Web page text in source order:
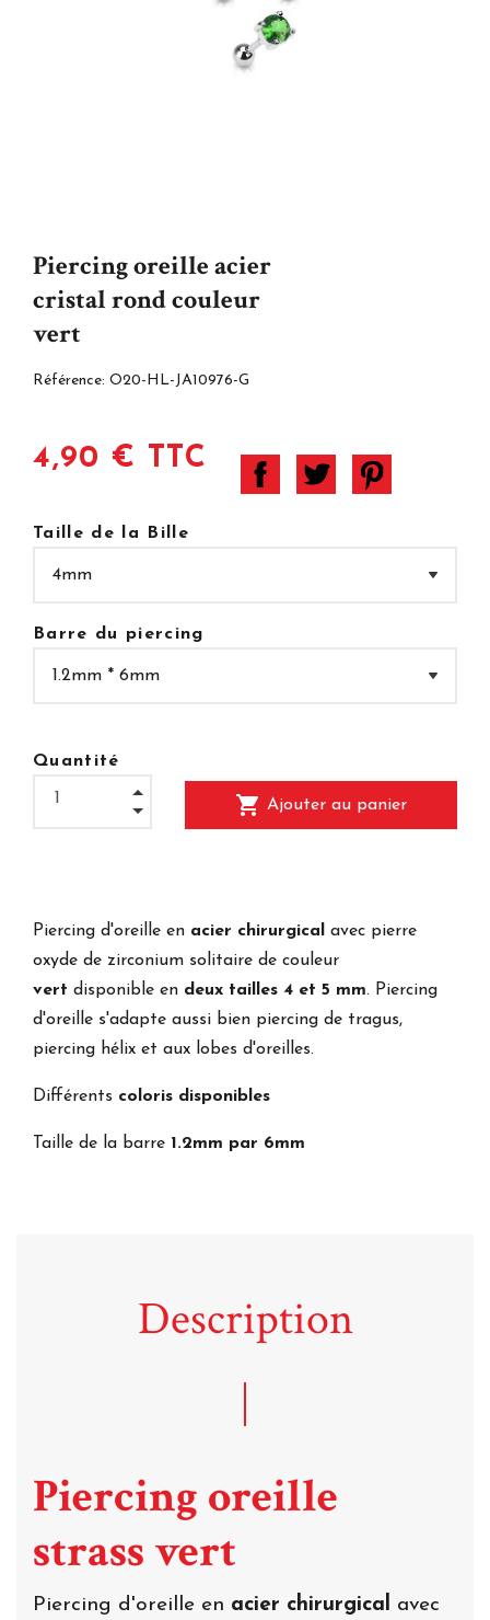
Piercing oreille acier
cristal rond couleur
vert
Référence: O20-HL-JA10976-G
4,90 € TTC
Taille de la Bille
Barre du piercing
Quantité
shopping_cart Ajouter au panier
Piercing d'oreille en acier chirurgical
avec pierre
oxyde de zirconium solitaire de couleur
vert disponible en deux tailles 4 et 5 mm. Piercing
d'oreille s'adapte aussi bien piercing de tragus,
piercing hélix et aux lobes d'oreilles.
Différents coloris disponibles
Taille de la barre 1.2mm par 6mm
Description
Piercing oreille
strass vert
Piercing d'oreille en acier chirurgical
avec